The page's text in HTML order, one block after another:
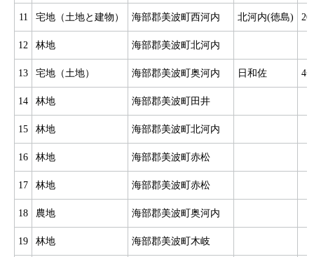
11 宅地（土地と建物） 海部郡美波町西河内 北河内(徳島) 20
12 林地 海部郡美波町北河内
13 宅地（土地） 海部郡美波町奥河内 日和佐 4
14 林地 海部郡美波町田井
15 林地 海部郡美波町北河内
16 林地 海部郡美波町赤松
17 林地 海部郡美波町赤松
18 農地 海部郡美波町奥河内
19 林地 海部郡美波町木岐